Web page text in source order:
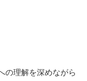
の理解を深めながら